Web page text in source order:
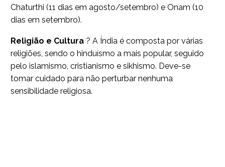
Chaturthi (11 dias em agosto/setembro) e Onam (10
dias em setembro).
Religião e Cultura ? A Índia é composta por várias
religiões, sendo o hinduísmo a mais popular, seguido
pelo islamismo, cristianismo e sikhismo. Deve-se
tomar cuidado para não perturbar nenhuma
sensibilidade religiosa.